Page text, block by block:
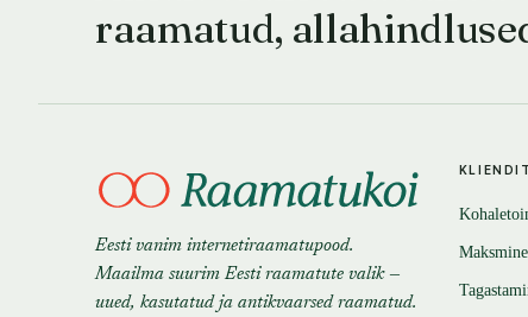
raamatud,
Eesti vanim internetiraamatupood.
Maailma suurim Eesti raamatute valik —
uued, kasutatud ja antikvaarsed raamatud.
Maksmine